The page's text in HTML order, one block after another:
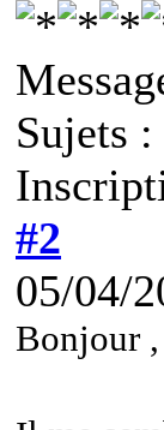
Sujets :
#2
05/04/
Bonjour ,